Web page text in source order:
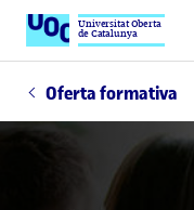
Universitat Oberta
de Catalunya
Oferta formativa